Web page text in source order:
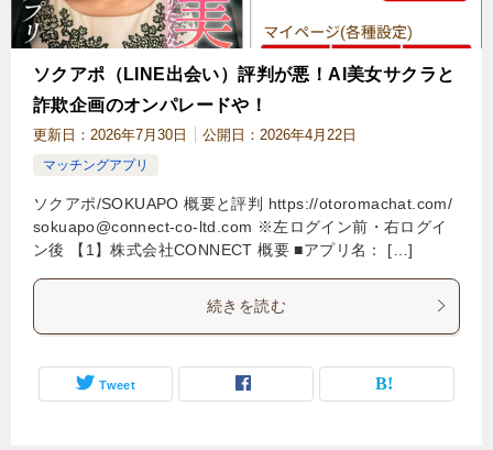
ソクアポ（LINE出会い）評判が悪！AI美女サクラと
詐欺企画のオンパレードや！
更新日： 2026年7月30日 公開日： 2026年4月22日
マッチングアプリ
ソクアポ/SOKUAPO 概要と評判 https://otoromachat.com/
sokuapo@connect-co-ltd.com ※左ログイン前・右ログイ
ン後 【1】株式会社CONNECT 概要 ■アプリ名： […]
続きを読む
Tweet